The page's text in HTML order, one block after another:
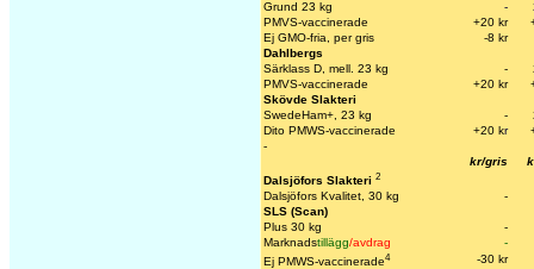
Grund 23 kg
-
PMVS-vaccinerade
+20 kr
Ej GMO-fria, per gris
-8 kr
Dahlbergs
Särklass D, mell. 23 kg
-
PMVS-vaccinerade
+20 kr
Skövde Slakteri
SwedeHam+, 23 kg
-
Dito PMWS-vaccinerade
+20 kr
-
kr/gris
Dalsjöfors Slakteri 2
Dalsjöfors Kvalitet, 30 kg
-
SLS (Scan)
Plus 30 kg
-
Marknadstillägg/avdrag
-
Ej PMWS-vaccinerade4
-30 kr